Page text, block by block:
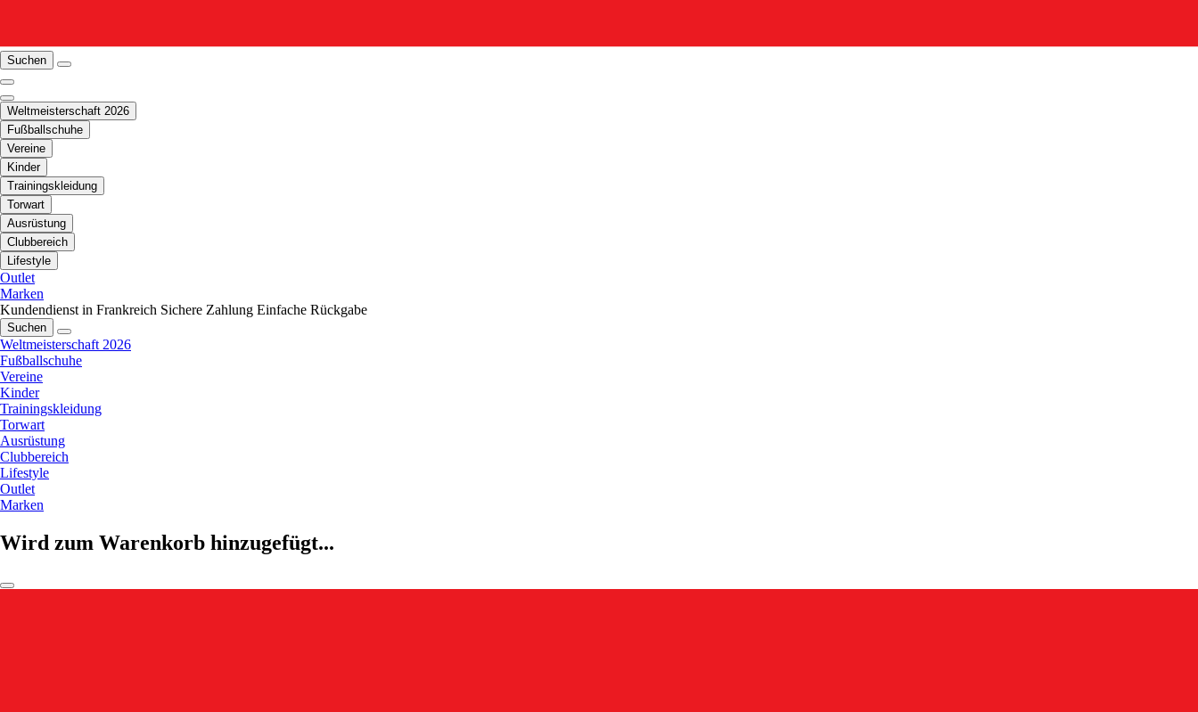
Suchen
Weltmeisterschaft 2026
Fußballschuhe
Vereine
Kinder
Trainingskleidung
Torwart
Ausrüstung
Clubbereich
Lifestyle
Outlet
Marken
Kundendienst in Frankreich Sichere Zahlung Einfache Rückgabe
Suchen
Weltmeisterschaft 2026
Fußballschuhe
Vereine
Kinder
Trainingskleidung
Torwart
Ausrüstung
Clubbereich
Lifestyle
Outlet
Marken
Wird zum Warenkorb hinzugefügt...